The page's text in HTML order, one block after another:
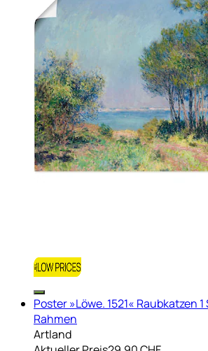
Poster »Löwe. 1521« Raubkatzen
Rahmen
Artland